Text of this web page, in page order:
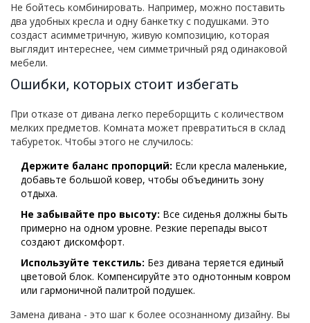
Не бойтесь комбинировать. Например, можно поставить
два удобных кресла и одну банкетку с подушками. Это
создаст асимметричную, живую композицию, которая
выглядит интереснее, чем симметричный ряд одинаковой
мебели.
Ошибки, которых стоит избегать
При отказе от дивана легко переборщить с количеством
мелких предметов. Комната может превратиться в склад
табуреток. Чтобы этого не случилось:
Держите баланс пропорций: Если кресла маленькие,
добавьте большой ковер, чтобы объединить зону
отдыха.
Не забывайте про высоту: Все сиденья должны быть
примерно на одном уровне. Резкие перепады высот
создают дискомфорт.
Используйте текстиль: Без дивана теряется единый
цветовой блок. Компенсируйте это однотонным ковром
или гармоничной палитрой подушек.
Замена дивана - это шаг к более осознанному дизайну. Вы